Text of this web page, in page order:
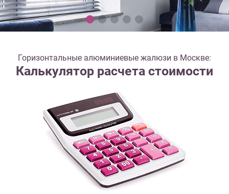
Горизонтальные алюминиевые жалюзи в Москве:
Калькулятор расчета стоимости